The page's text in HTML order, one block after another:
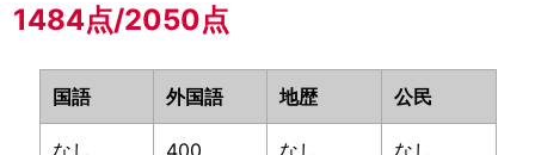
1484点/2050点
国語 外国語 地歴 公民
なし 400 なし なし
基本
ルート
教科別
勉強法
参考書
一覧
大学別
対策